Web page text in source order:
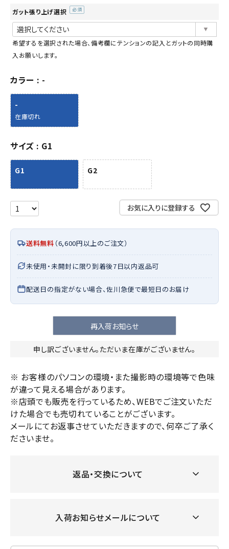
ガット張り上げ選択
希望するを選択された場合、備考欄にテンションの記入とガットの同時購
入お願いします。
カラー -
-
在庫切れ
サイズ G1
G1 G2
お気に入りに登録する
送料無料 （6,600円以上のご注文）
未使用・未開封に限り到着後7日以内返品可
配送日の指定がない場合、佐川急便で最短日のお届け
再入荷お知らせ
申し訳ございません。ただいま在庫がございません。
※ お客様のパソコンの環境・また撮影時の環境等で色味
が違って見える場合があります。
※店頭でも販売を行っているため、WEBでご注文いただ
けた場合でも売切れていることがございます。
メールにてお返事させていただきますので、何卒ご了承く
ださいませ。
返品・交換について
入荷お知らせメールについて